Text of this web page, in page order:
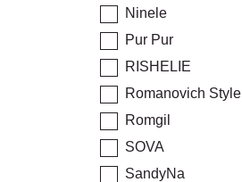
Ninele
Pur Pur
RISHELIE
Romanovich Style
Romgil
SOVA
SandyNa